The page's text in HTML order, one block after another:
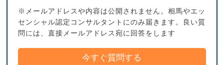
※メールアドレスや内容は公開されません。相馬やエッ
センシャル認定コンサルタントにのみ届きます。良い質
問には、直接メールアドレス宛に回答をします